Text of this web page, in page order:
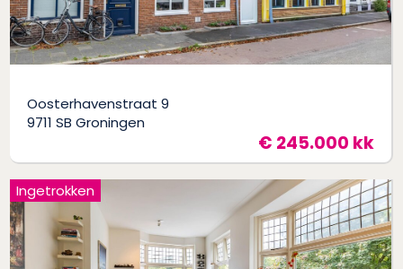
Oosterhavenstraat 9
9711 SB Groningen
€ 245.000 kk
Ingetrokken